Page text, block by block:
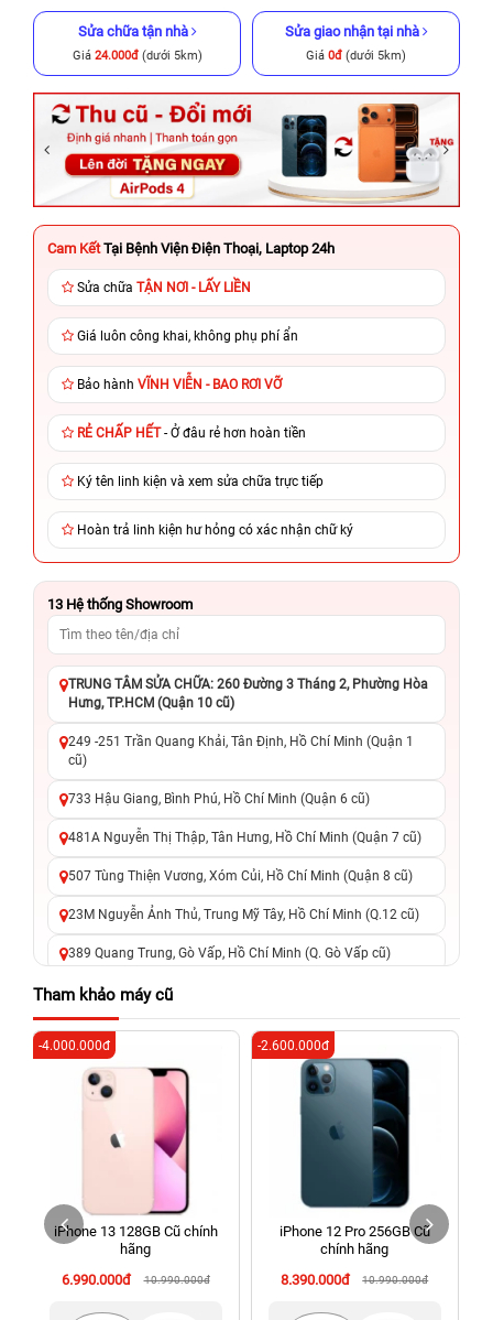
Sửa chữa tận nhà
Giá 24.000đ(dưới 5km)
Sửa giao nhận tại nhà
Giá 0đ (dưới 5km)
Cam Kết Tại Bệnh Viện Điện Thoại, Laptop 24h
Sửa chữa TẬN NƠI - LẤY LIỀN
Giá luôn công khai, không phụ phí ẩn
Bảo hành VĨNH VIỄN - BAO RƠI VỠ
RẺ CHẤP HẾT- Ở đâu rẻ hơn hoàn tiền
Ký tên linh kiện và xem sửa chữa trực tiếp
Hoàn trả linh kiện hư hỏng có xác nhận chữ ký
13 Hệ thống Showroom
TRUNG TÂM SỬA CHỮA: 260 Đường 3 Tháng 2, Phường Hòa
Hưng, TP.HCM (Quận 10 cũ)
249 -251 Trần Quang Khải, Tân Định, Hồ Chí Minh (Quận 1
cũ)
733 Hậu Giang, Bình Phú, Hồ Chí Minh (Quận 6 cũ)
481A Nguyễn Thị Thập, Tân Hưng, Hồ Chí Minh (Quận 7 cũ)
507 Tùng Thiện Vương, Xóm Củi, Hồ Chí Minh (Quận 8 cũ)
23M Nguyễn Ảnh Thủ, Trung Mỹ Tây, Hồ Chí Minh (Q.12 cũ)
389 Quang Trung, Gò Vấp, Hồ Chí Minh (Q. Gò Vấp cũ)
625 - 625A Âu Cơ, Tân Phú, Hồ Chí Minh (Quận Tân Phú cũ)
326 Lê Văn Việt, Tăng Nhơn Phú, Hồ Chí Minh (Q.9 TP. Thủ
Đức cũ)
256 Võ Văn Ngân, Thủ Đức, Hồ Chí Minh (Bình Thọ, TP. Thủ
Đức Cũ)
70 Nguyễn An Ninh, Dĩ An, Hồ Chí Minh (Bình Dương Cũ)
24h Vũng Tàu: 162A Ba Cu, Vũng Tàu, Hồ Chí Minh (TP. Vũng
Tàu cũ)
198 Hoàng Văn Thụ, Tân Sơn Nhất, Hồ Chí Minh (Tân Bình
Tham khảo máy cũ
iPhone 13 128GB Cũ chính
hãng
6.990.000đ
10.990.000đ
-4.000.000đ
iPhone 12 Pro 256GB Cũ
chính hãng
8.390.000đ
10.990.000đ
-2.600.000đ